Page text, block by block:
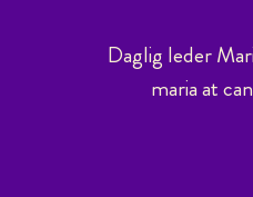
Daglig leder
maria at